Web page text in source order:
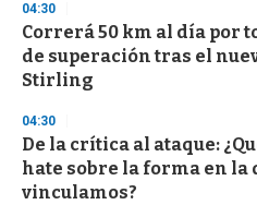
d
s
o
f
3
s
e
c
o
n
04:30
Correrá 50 km al día por
de superación tras el
Stirling
04:30
De la crítica al ataque:
hate sobre la forma en la
vinculamos?